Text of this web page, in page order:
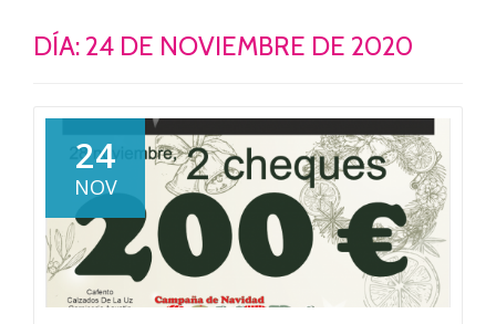
DÍA: 24 DE NOVIEMBRE DE 2020
24
NOV